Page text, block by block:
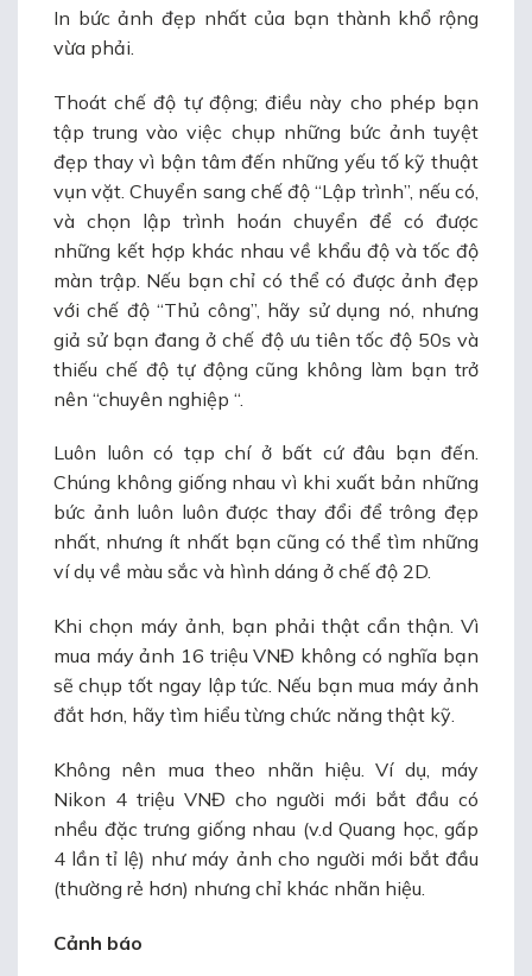
In bức ảnh đẹp nhất của bạn thành khổ rộng
vừa phải.
Thoát chế độ tự động; điều này cho phép bạn
tập trung vào việc chụp những bức ảnh tuyệt
đẹp thay vì bận tâm đến những yếu tố kỹ thuật
vụn vặt. Chuyển sang chế độ “Lập trình”, nếu có,
và chọn lập trình hoán chuyển để có được
những kết hợp khác nhau về khẩu độ và tốc độ
màn trập. Nếu bạn chỉ có thể có được ảnh đẹp
với chế độ “Thủ công”, hãy sử dụng nó, nhưng
giả sử bạn đang ở chế độ ưu tiên tốc độ 50s và
thiếu chế độ tự động cũng không làm bạn trở
nên “chuyên nghiệp “.
Luôn luôn có tạp chí ở bất cứ đâu bạn đến.
Chúng không giống nhau vì khi xuất bản những
bức ảnh luôn luôn được thay đổi để trông đẹp
nhất, nhưng ít nhất bạn cũng có thể tìm những
ví dụ về màu sắc và hình dáng ở chế độ 2D.
Khi chọn máy ảnh, bạn phải thật cẩn thận. Vì
mua máy ảnh 16 triệu VNĐ không có nghĩa bạn
sẽ chụp tốt ngay lập tức. Nếu bạn mua máy ảnh
đắt hơn, hãy tìm hiểu từng chức năng thật kỹ.
Không nên mua theo nhãn hiệu. Ví dụ, máy
Nikon 4 triệu VNĐ cho người mới bắt đầu có
nhều đặc trưng giống nhau (v.d Quang học, gấp
4 lần tỉ lệ) như máy ảnh cho người mới bắt đầu
(thường rẻ hơn) nhưng chỉ khác nhãn hiệu.
Cảnh báo